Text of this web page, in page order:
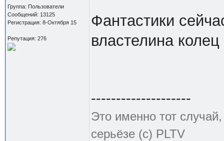
Группа: Пользователи
Сообщений: 13125
Регистрация: 8-Октября 15
Репутация: 276
Фантастики
властелина
--------------------
Это именно тот
серьёзе (с) PLTV